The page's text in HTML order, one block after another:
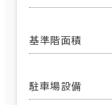
基準階面積
駐車場設備